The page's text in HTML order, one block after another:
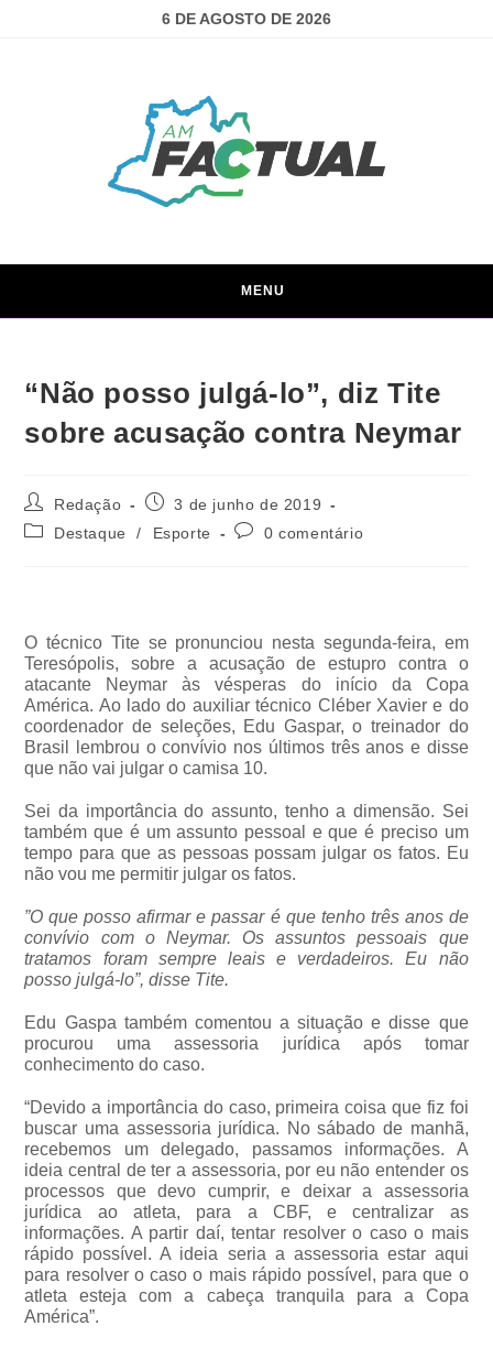
6 DE AGOSTO DE 2026
MENU
“Não posso julgá-lo”, diz Tite
sobre acusação contra Neymar
Redação
3 de junho de 2019
Destaque
/ Esporte 0 comentário
O técnico Tite se pronunciou nesta segunda-feira, em
Teresópolis, sobre a acusação de estupro contra o
atacante Neymar às vésperas do início da Copa
América. Ao lado do auxiliar técnico Cléber Xavier e do
coordenador de seleções, Edu Gaspar, o treinador do
Brasil lembrou o convívio nos últimos três anos e disse
que não vai julgar o camisa 10.
Sei da importância do assunto, tenho a dimensão. Sei
também que é um assunto pessoal e que é preciso um
tempo para que as pessoas possam julgar os fatos. Eu
não vou me permitir julgar os fatos.
”O que posso afirmar e passar é que tenho três anos de
convívio com o Neymar. Os assuntos pessoais que
tratamos foram sempre leais e verdadeiros. Eu não
posso julgá-lo”, disse Tite.
Edu Gaspa também comentou a situação e disse que
procurou uma assessoria jurídica após tomar
conhecimento do caso.
“Devido a importância do caso, primeira coisa que fiz foi
buscar uma assessoria jurídica. No sábado de manhã,
recebemos um delegado, passamos informações. A
ideia central de ter a assessoria, por eu não entender os
processos que devo cumprir, e deixar a assessoria
jurídica ao atleta, para a CBF, e centralizar as
informações. A partir daí, tentar resolver o caso o mais
rápido possível. A ideia seria a assessoria estar aqui
para resolver o caso o mais rápido possível, para que o
atleta esteja com a cabeça tranquila para a Copa
América”.